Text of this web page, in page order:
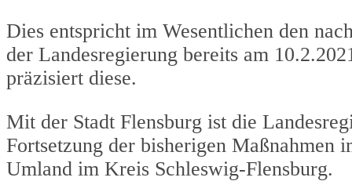
Dies entspricht im Wesentlichen den
der Landesregierung bereits am
präzisiert diese.
Mit der Stadt Flensburg ist die
Fortsetzung der bisherigen Maßnahmen
Umland im Kreis Schleswig-Flensburg.